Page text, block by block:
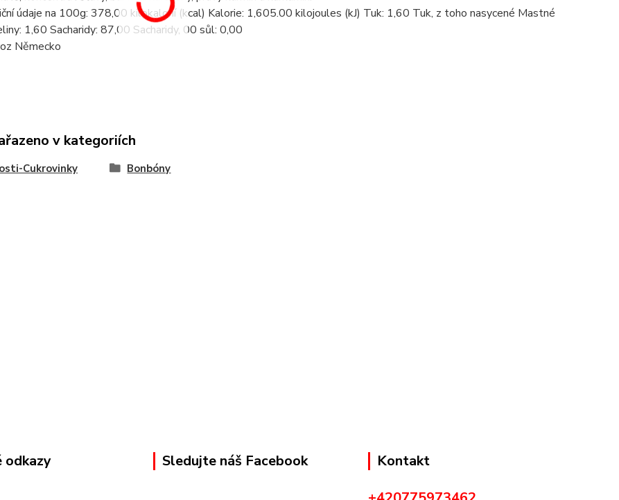
údaje na 100g: 378,00 kilokalorií (kcal) Kalorie: 1,605.00 kilojoules (kJ) Tuk: 1,60 Tuk, z toho nasycené Mastné
1,60 Sacharidy: 87,00 Sacharidy, 00 sůl: 0,00
Německo
v kategoriích
Cukrovinky Bonbóny
odkazy Sledujte náš Facebook
Kontakt